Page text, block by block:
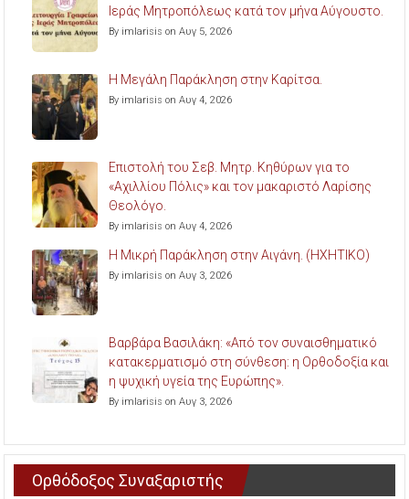
Ιεράς Μητροπόλεως κατά τον μήνα Αύγουστο.
By imlarisis on Αυγ 5, 2026
Η Μεγάλη Παράκληση στην Καρίτσα.
By imlarisis on Αυγ 4, 2026
Επιστολή του Σεβ. Μητρ. Κηθύρων για το
«Αχιλλίου Πόλις» και τον μακαριστό Λαρίσης
Θεολόγο.
By imlarisis on Αυγ 4, 2026
Η Μικρή Παράκληση στην Αιγάνη. (ΗΧΗΤΙΚΟ)
By imlarisis on Αυγ 3, 2026
Βαρβάρα Βασιλάκη: «Από τον συναισθηματικό
κατακερματισμό στη σύνθεση: η Ορθοδοξία και
η ψυχική υγεία της Ευρώπης».
By imlarisis on Αυγ 3, 2026
Ορθόδοξος Συναξαριστής